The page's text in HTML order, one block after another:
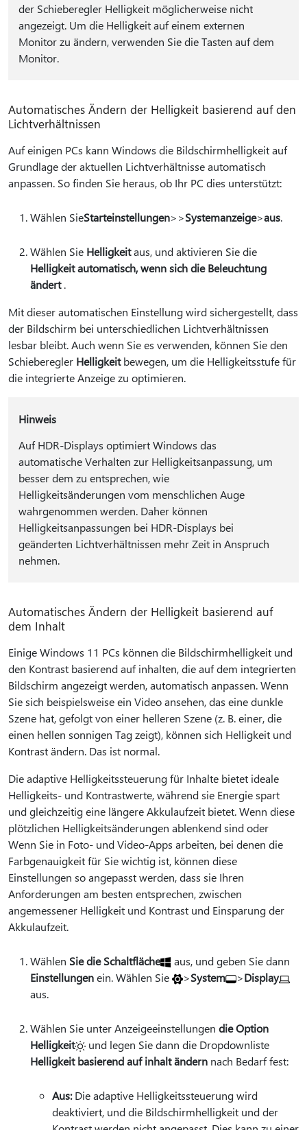
der Schieberegler Helligkeit möglicherweise nicht
angezeigt. Um die Helligkeit auf einem externen
Monitor zu ändern, verwenden Sie die Tasten auf dem
Monitor.
Automatisches Ändern der Helligkeit basierend auf den
Lichtverhältnissen
Auf einigen PCs kann Windows die Bildschirmhelligkeit auf
Grundlage der aktuellen Lichtverhältnisse automatisch
anpassen. So finden Sie heraus, ob Ihr PC dies unterstützt:
Wählen SieStarteinstellungen>>Systemanzeige>aus.
Wählen Sie Helligkeitaus, und aktivieren Sie die
Helligkeit automatisch, wenn sich die Beleuchtung
ändert.
Mit dieser automatischen Einstellung wird sichergestellt, dass
der Bildschirm bei unterschiedlichen Lichtverhältnissen
lesbar bleibt. Auch wenn Sie es verwenden, können Sie den
Schieberegler Helligkeitbewegen, um die Helligkeitsstufe für
die integrierte Anzeige zu optimieren.
Hinweis
Auf HDR-Displays optimiert Windows das
automatische Verhalten zur Helligkeitsanpassung, um
besser dem zu entsprechen, wie
Helligkeitsänderungen vom menschlichen Auge
wahrgenommen werden. Daher können
Helligkeitsanpassungen bei HDR-Displays bei
geänderten Lichtverhältnissen mehr Zeit in Anspruch
nehmen.
Automatisches Ändern der Helligkeit basierend auf
dem Inhalt
Einige Windows 11 PCs können die Bildschirmhelligkeit und
den Kontrast basierend auf inhalten, die auf dem integrierten
Bildschirm angezeigt werden, automatisch anpassen. Wenn
Sie sich beispielsweise ein Video ansehen, das eine dunkle
Szene hat, gefolgt von einer helleren Szene (z. B. einer, die
einen hellen sonnigen Tag zeigt), können sich Helligkeit und
Kontrast ändern. Das ist normal.
Die adaptive Helligkeitssteuerung für Inhalte bietet ideale
Helligkeits- und Kontrastwerte, während sie Energie spart
und gleichzeitig eine längere Akkulaufzeit bietet. Wenn diese
plötzlichen Helligkeitsänderungen ablenkend sind oder
Wenn Sie in Foto- und Video-Apps arbeiten, bei denen die
Farbgenauigkeit für Sie wichtig ist, können diese
Einstellungen so angepasst werden, dass sie Ihren
Anforderungen am besten entsprechen, zwischen
angemessener Helligkeit und Kontrast und Einsparung der
Akkulaufzeit.
Wählen Sie die Schaltfläche
aus, und geben Sie dann
Einstellungenein. Wählen Sie >System >Display
aus.
Wählen Sie unter Anzeigeeinstellungen die Option
Helligkeit
und legen Sie dann die Dropdownliste
Helligkeit basierend auf inhalt ändern nach Bedarf fest:
Aus:Die adaptive Helligkeitssteuerung wird
deaktiviert, und die Bildschirmhelligkeit und der